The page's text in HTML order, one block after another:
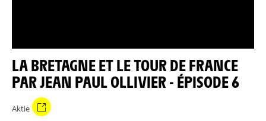
LA BRETAGNE ET LE TOUR DE FRANCE
PAR JEAN PAUL OLLIVIER - ÉPISODE 6
Aktie